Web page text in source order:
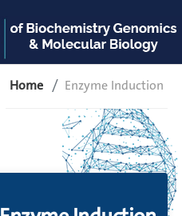
Home Enzyme Induction